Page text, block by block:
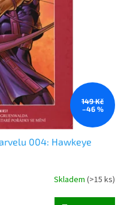
149 Kč
–46 %
004: Hawkeye
Skladem (>15 ks)